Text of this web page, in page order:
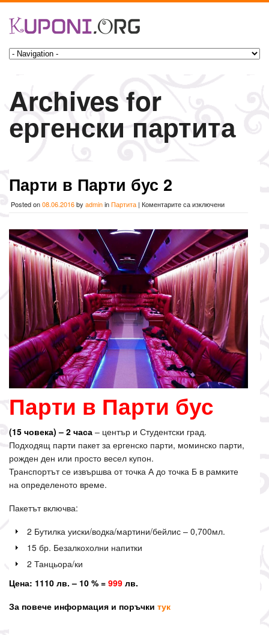
Archives for
ергенски партита
Парти в Парти бус 2
Posted on08.06.2016by admininПартита | Коментарите са изключениза
Парти
бус
2
Парти в Парти бус
(15 човека) – 2 часа – център и Студентски град.
Подходящ парти пакет за ергенско парти, моминско парти,
рожден ден или просто весел купон.
Транспортът се извършва от точка А до точка Б в рамките
на определеното време.
Пакетът включва:
2 Бутилка уиски/водка/мартини/бейлис – 0,700мл.
15 бр. Безалкохолни напитки
2 Танцьора/ки
Цена: 1110 лв. – 10 % = 999 лв.
За повече информация и поръчки тук